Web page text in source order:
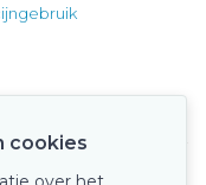
cookies